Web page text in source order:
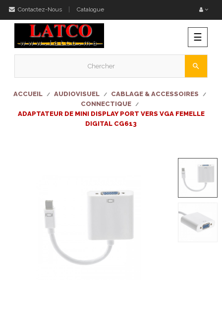
Contactez-Nous Catalogue
la
☰
search
ACCUEIL AUDIOVISUEL
CABLAGE & ACCESSOIRES
CONNECTIQUE
ADAPTATEUR DE MINI DISPLAY PORT VERS VGA FEMELLE
DIGITAL CG613